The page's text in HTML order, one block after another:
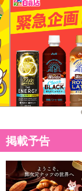
掲載予告